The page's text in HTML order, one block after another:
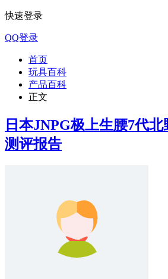
快速登录
QQ登录
首页
玩具百科
产品百科
正文
日本JNPG极上生腰7代
测评报告